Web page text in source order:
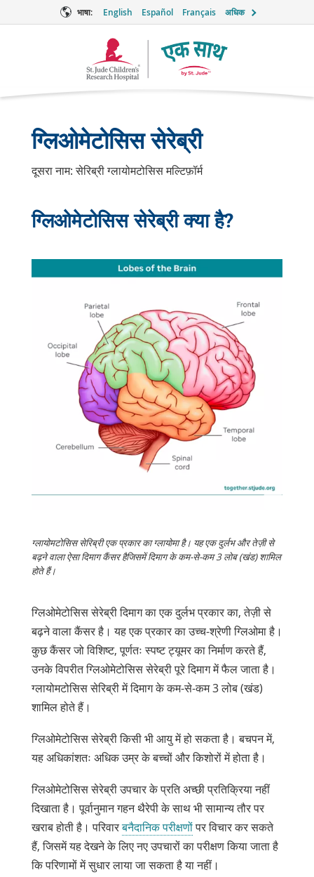
भाषा: English Español Français अधिक
ग्लिओमेटोसिस सेरेब्री
दूसरा नाम: सेरिब्री ग्लायोमटोसिस मल्टिफ़ॉर्म
ग्लिओमेटोसिस सेरेब्री क्या है?
ग्लायोमटोसिस सेरिब्री एक प्रकार का ग्लायोमा है। यह एक दुर्लभ और तेज़ी से
बढ़ने वाला ऐसा दिमाग कैंसर हैजिसमें दिमाग के कम-से-कम 3 लोब (खंड) शामिल
होते हैं।
ग्लिओमेटोसिस सेरेब्री दिमाग का एक दुर्लभ प्रकार का, तेज़ी से
बढ़ने वाला कैंसर है। यह एक प्रकार का उच्च-श्रेणी ग्लिओमा है।
कुछ कैंसर जो विशिष्ट, पूर्णतः स्पष्ट ट्यूमर का निर्माण करते हैं,
उनके विपरीत ग्लिओमेटोसिस सेरेब्री पूरे दिमाग में फैल जाता है।
ग्लायोमटोसिस सेरिब्री में दिमाग के कम-से-कम 3लोब (खंड)
शामिलहोते हैं।
ग्लिओमेटोसिस सेरेब्री किसी भी आयु में हो सकता है। बचपन में,
यह अधिकांशतः अधिक उम्र के बच्चों और किशोरों में होता है।
ग्लिओमेटोसिस सेरेब्री उपचार के प्रति अच्छी प्रतिक्रिया नहीं
दिखाता है।पूर्वानुमानगहन थैरेपी के साथ भी सामान्य तौर पर
खराब होती है। परिवारबनैदानिक परीक्षणोंपर विचार कर सकते
हैं, जिसमें यह देखने के लिए नए उपचारों का परीक्षण किया जाता है
कि परिणामों में सुधार लाया जा सकता है या नहीं।